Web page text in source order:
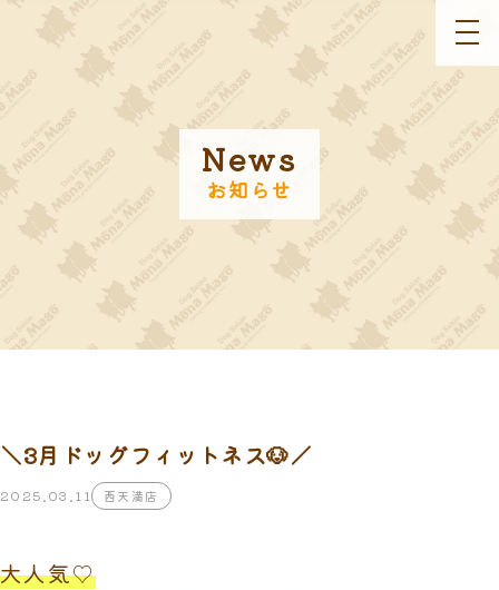
お知らせ
News
＼3月ドッグフィットネス🐶／
2025.03.11 西天満店
大人気♡